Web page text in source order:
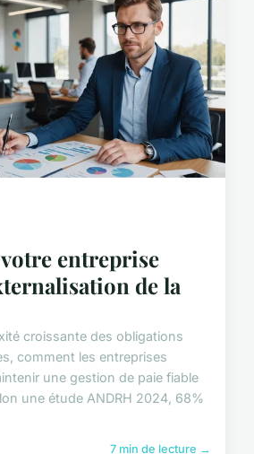
entreprise
de la
croissante des obligations
comment les entreprises
une gestion de paie fiable
une étude ANDRH 2024, 68%
7 min de lecture →